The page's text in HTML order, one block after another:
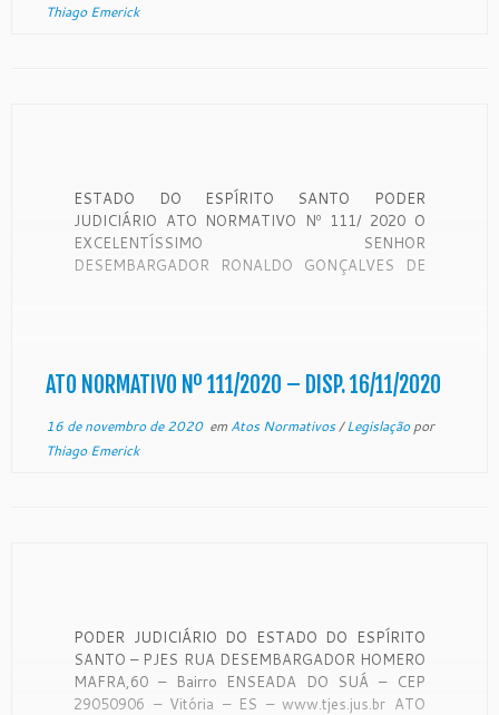
Thiago Emerick
ESTADO DO ESPÍRITO SANTO PODER
JUDICIÁRIO ATO NORMATIVO Nº 111/ 2020 O
EXCELENTÍSSIMO SENHOR
DESEMBARGADOR RONALDO GONÇALVES DE
implementação do Processo Judicial Eletrônico
(PJe). CONSIDERANDO que o maior […]
ATO NORMATIVO Nº 111/2020 – DISP. 16/11/2020
16 de novembro de 2020em Atos Normativos/Legislaçãopor
Thiago Emerick
PODER JUDICIÁRIO DO ESTADO DO ESPÍRITO
SANTO – PJES RUA DESEMBARGADOR HOMERO
MAFRA,60 – Bairro ENSEADA DO SUÁ – CEP
29050906 – Vitória – ES – www.tjes.jus.br ATO